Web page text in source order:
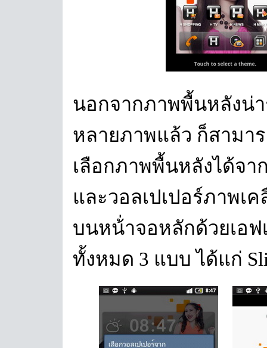
นอกจากภาพพื้นหลังน่
หลายภาพแล้ว ก็สามา
เลือกภาพพื้นหลังได้จา
และวอลเปเปอร์ภาพเ
บนหน้่าจอหลักด้วยเอฟ
ทั้งหมด 3 แบบ ได้แก่